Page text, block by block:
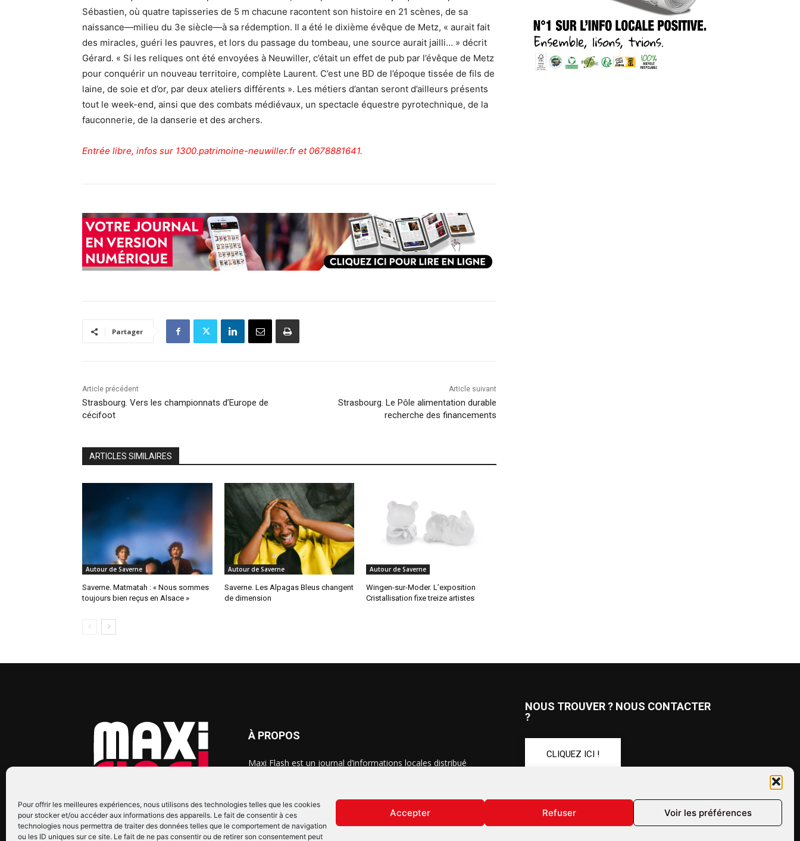
Pour offrir les meilleures expériences, nous utilisons des technologies telles que les cookies
pour stocker et/ou accéder aux informations des appareils. Le fait de consentir à ces
technologies nous permettra de traiter des données telles que le comportement de navigation
ou les ID uniques sur ce site. Le fait de ne pas consentir ou de retirer son consentement peut
Accepter Refuser Voir les préférences
Sébastien, où quatre tapisseries de 5 m chacune racontent son histoire en 21 scènes, de sa
naissance—milieu du 3e siècle—à sa rédemption. Il a été le dixième évêque de Metz, « aurait fait
des miracles, guéri les pauvres, et lors du passage du tombeau, une source aurait jailli… » décrit
Gérard. « Si les reliques ont été envoyées à Neuwiller, c’était un effet de pub par l’évêque de Metz
pour conquérir un nouveau territoire, complète Laurent. C’est une BD de l’époque tissée de fils de
laine, de soie et d’or, par deux ateliers différents ». Les métiers d’antan seront d’ailleurs présents
tout le week-end, ainsi que des combats médiévaux, un spectacle équestre pyrotechnique, de la
fauconnerie, de la danserie et des archers.
Entrée libre, infos sur 1300.patrimoine-neuwiller.fr et 0678881641.
Partager
Article précédent
Strasbourg. Vers les championnats d’Europe de
cécifoot
Article suivant
Strasbourg. Le Pôle alimentation durable
recherche des financements
ARTICLES SIMILAIRES
Autour de Saverne
Saverne. Matmatah : « Nous sommes
toujours bien reçus en Alsace »
Autour de Saverne
Saverne. Les Alpagas Bleus changent
de dimension
Autour de Saverne
Wingen-sur-Moder. L’exposition
Cristallisation fixe treize artistes
À PROPOS
Maxi Flash est un journal d’informations locales distribué
2022, et à Colmar, Vignoble et Plaine depuis 2023.
NOUS TROUVER ? NOUS CONTACTER
?
CLIQUEZ ICI !